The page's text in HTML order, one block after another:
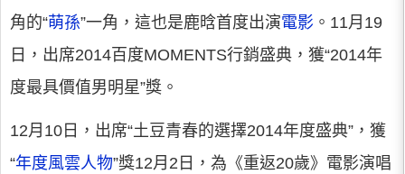
角的“萌孫”一角，這也是鹿晗首度出演電影 。11月19
日，出席2014百度MOMENTS行銷盛典，獲“2014年
度最具價值男明星”獎。
12月10日，出席“土豆青春的選擇2014年度盛典”，獲
“年度風雲人物”獎12月2日，為《重返20歲》電影演唱